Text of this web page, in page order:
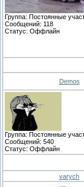
Группа: Постоянные
Сообщений: 118
Статус: Оффлайн
Demos
Группа: Постоянные
Сообщений: 540
Статус: Оффлайн
varych